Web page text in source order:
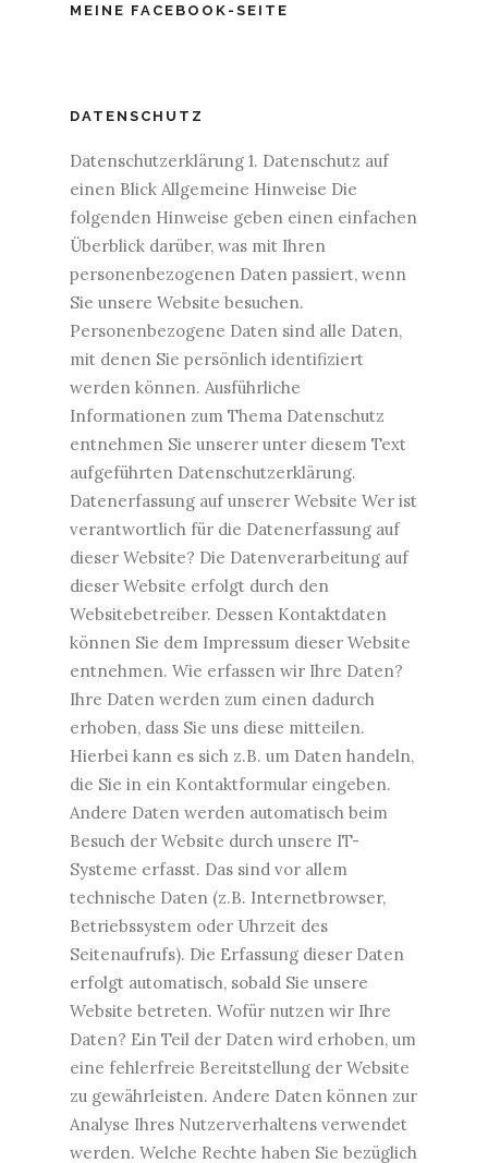
MEINE FACEBOOK-SEITE
DATENSCHUTZ
Datenschutzerklärung 1. Datenschutz auf
einen Blick Allgemeine Hinweise Die
folgenden Hinweise geben einen einfachen
Überblick darüber, was mit Ihren
personenbezogenen Daten passiert, wenn
Sie unsere Website besuchen.
Personenbezogene Daten sind alle Daten,
mit denen Sie persönlich identifiziert
werden können. Ausführliche
Informationen zum Thema Datenschutz
entnehmen Sie unserer unter diesem Text
aufgeführten Datenschutzerklärung.
Datenerfassung auf unserer Website Wer ist
verantwortlich für die Datenerfassung auf
dieser Website? Die Datenverarbeitung auf
dieser Website erfolgt durch den
Websitebetreiber. Dessen Kontaktdaten
können Sie dem Impressum dieser Website
entnehmen. Wie erfassen wir Ihre Daten?
Ihre Daten werden zum einen dadurch
erhoben, dass Sie uns diese mitteilen.
Hierbei kann es sich z.B. um Daten handeln,
die Sie in ein Kontaktformular eingeben.
Andere Daten werden automatisch beim
Besuch der Website durch unsere IT-
Systeme erfasst. Das sind vor allem
technische Daten (z.B. Internetbrowser,
Betriebssystem oder Uhrzeit des
Seitenaufrufs). Die Erfassung dieser Daten
erfolgt automatisch, sobald Sie unsere
Website betreten. Wofür nutzen wir Ihre
Daten? Ein Teil der Daten wird erhoben, um
eine fehlerfreie Bereitstellung der Website
zu gewährleisten. Andere Daten können zur
Analyse Ihres Nutzerverhaltens verwendet
werden. Welche Rechte haben Sie bezüglich